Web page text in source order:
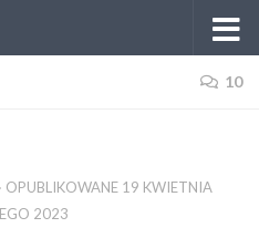
10
· OPUBLIKOWANE 19 KWIETNIA
2023